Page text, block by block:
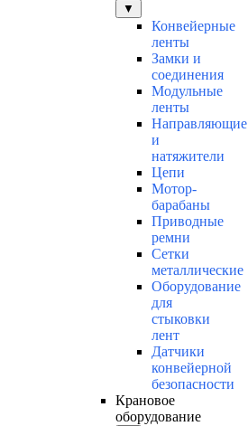
▼
Конвейерные
ленты
Замки и
соединения
Модульные
ленты
Направляющие
и
натяжители
Цепи
Мотор-
барабаны
Приводные
ремни
Сетки
металлические
Оборудование
для
стыковки
лент
Датчики
конвейерной
безопасности
Крановое
оборудование